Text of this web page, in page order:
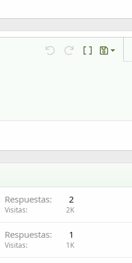
DeshacerRehacerCambiar a
Guardar borrador
Respuestas 2
Visitas 2K
Respuestas 1
Visitas 1K